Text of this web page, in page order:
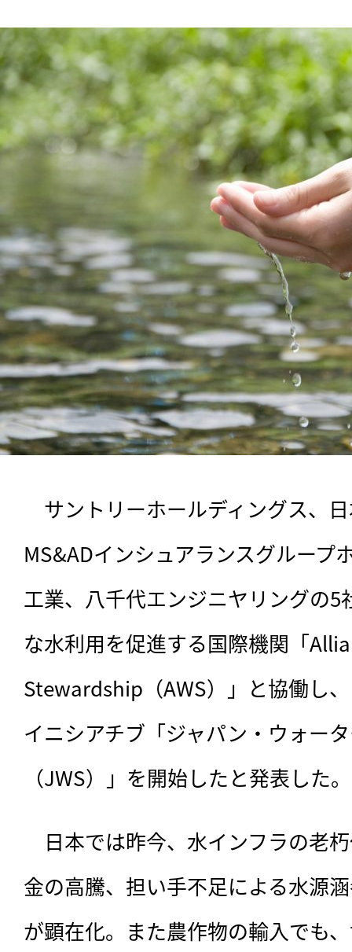
サントリーホールディングス、
MS&ADインシュアランスグループ
工業、八千代エンジニヤリングの5
な水利用を促進する国際機関「
Stewardship（AWS）」と協働し
イニシアチブ「ジャパン・ウォー
（JWS）」を開始したと発表した。
日本では昨今、 水インフラの老
金の高騰、担い手不足による水源
が顕在化。また農作物の輸入でも